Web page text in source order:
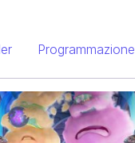
Programmazione